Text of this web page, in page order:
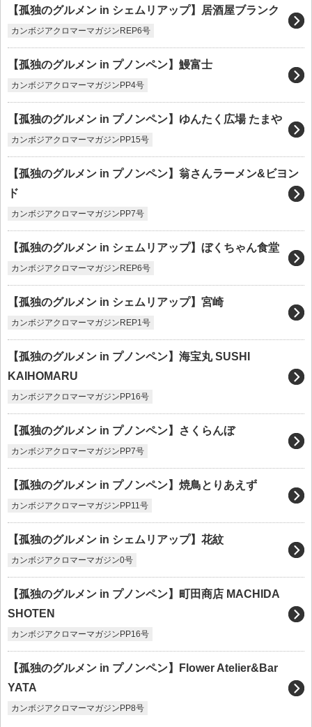
【孤独のグルメン in シェムリアップ】居酒屋ブランク
カンボジアクロマーマガジンREP6号
【孤独のグルメン in プノンペン】鰻富士
カンボジアクロマーマガジンPP4号
【孤独のグルメン in プノンペン】ゆんたく広場 たまや
カンボジアクロマーマガジンPP15号
【孤独のグルメン in プノンペン】翁さんラーメン&ビヨン
ド
カンボジアクロマーマガジンPP7号
【孤独のグルメン in シェムリアップ】ぼくちゃん食堂
カンボジアクロマーマガジンREP6号
【孤独のグルメン in シェムリアップ】宮崎
カンボジアクロマーマガジンREP1号
【孤独のグルメン in プノンペン】海宝丸 SUSHI
KAIHOMARU
カンボジアクロマーマガジンPP16号
【孤独のグルメン in プノンペン】さくらんぼ
カンボジアクロマーマガジンPP7号
【孤独のグルメン in プノンペン】焼鳥とりあえず
カンボジアクロマーマガジンPP11号
【孤独のグルメン in シェムリアップ】花紋
カンボジアクロマーマガジン0号
【孤独のグルメン in プノンペン】町田商店 MACHIDA
SHOTEN
カンボジアクロマーマガジンPP16号
【孤独のグルメン in プノンペン】Flower Atelier&Bar
YATA
カンボジアクロマーマガジンPP8号